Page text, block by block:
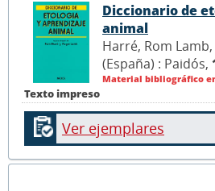
Texto impreso
Diccionario de
animal
Harré, Rom
(España) : Paidós,
Material bibliográfico
Ver ejemplares